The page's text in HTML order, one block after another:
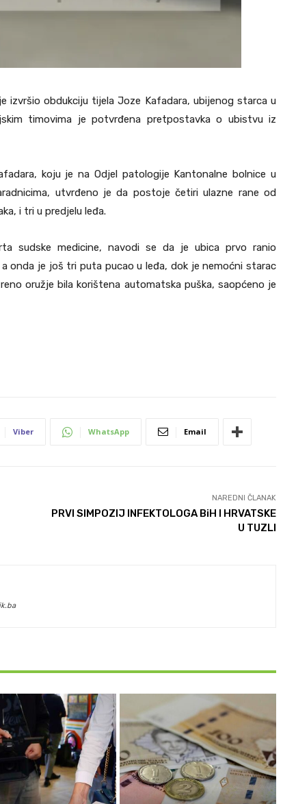
izvršio obdukciju tijela Joze Kafadara, ubijenog starca u
timovima je potvrđena pretpostavka o ubistvu iz
koju je na Odjel patologije Kantonalne bolnice u
utvrđeno je da postoje četiri ulazne rane od
i tri u predjelu leđa.
sudske medicine, navodi se da je ubica prvo ranio
onda je još tri puta pucao u leđa, dok je nemoćni starac
oružje bila korištena automatska puška, saopćeno je
Viber WhatsApp Email
NAREDNI ČLANAK
PRVI SIMPOZIJ INFEKTOLOGA BiH I HRVATSKE
U TUZLI